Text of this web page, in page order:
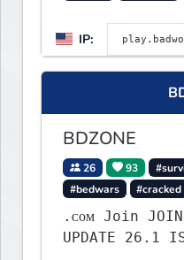
IP:
BDZONE
26 93
#bedwars
#cracked
.ᴄᴏᴍ Join JOIN BUILD-EVENT
UPDATE 26.1